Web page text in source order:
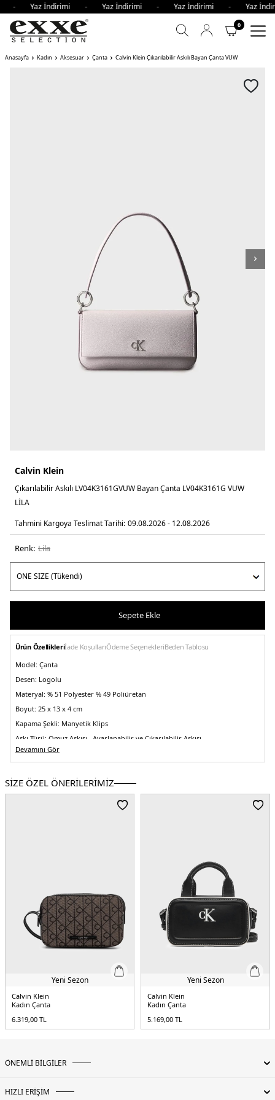
- Yaz İndirimi - Yaz İndirimi - Yaz İndirimi -
0
Anasayfa Kadın Aksesuar Çanta Calvin Klein Çıkarılabilir Askılı Bayan Çanta VUW
Calvin Klein
Çıkarılabilir Askılı LV04K3161GVUW Bayan Çanta LV04K3161G VUW
LİLA
Tahmini Kargoya Teslimat Tarihi: 09.08.2026 - 12.08.2026
Renk: li̇la
Sepete Ekle
Ürün Özellikleriİade KoşullarıÖdeme SeçenekleriBeden Tablosu
Model: Çanta
Desen: Logolu
Materyal: % 51 Polyester % 49 Poliüretan
Boyut: 25 x 13 x 4 cm
Kapama Şekli: Manyetik Klips
Askı Türü: Omuz Askısı , Ayarlanabilir ve Çıkarılabilir Askısı
Menşei:Kamboçya
5DE2LV04K3161GVUW.15
Devamını Gör
SİZE ÖZEL ÖNERİLERİMİZ
Yeni Sezon
Calvin Klein
Kadın Çanta
6.319,00 TL
Yeni Sezon
Calvin Klein
Kadın Çanta
5.169,00 TL
ÖNEMLİ BİLGİLER
HIZLI ERİŞİM